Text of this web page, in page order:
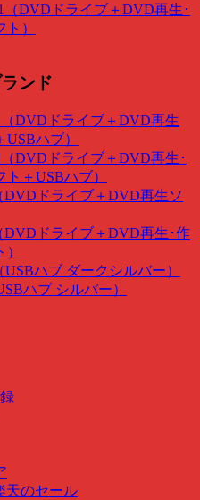
（DVDドライブ＋DVD再生･
）
ンド
DVDドライブ＋DVD再生
USBハブ）
DVDドライブ＋DVD再生･
ト＋USBハブ）
DVDドライブ＋DVD再生ソ
DVDドライブ＋DVD再生･作
USBハブ ダークシルバー）
ハブ シルバー）
天のセール